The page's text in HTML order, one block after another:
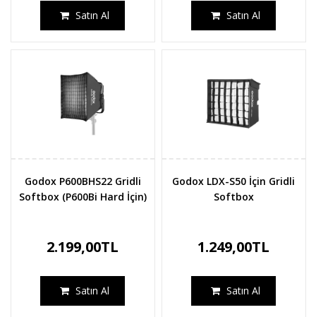
Satın Al Satın Al
Godox P600BHS22 Gridli
Softbox (P600Bi Hard İçin)
2.199,00TL
Satın Al
Godox LDX-S50 İçin Gridli
Softbox
1.249,00TL
Satın Al